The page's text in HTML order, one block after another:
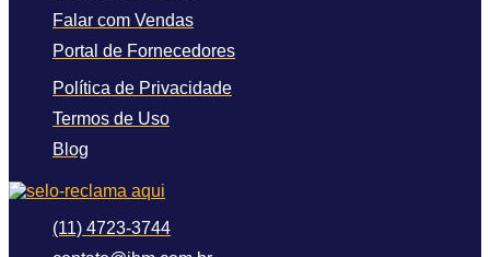
Falar com Vendas
Portal de Fornecedores
Política de Privacidade
Termos de Uso
Blog
(11) 4723-3744